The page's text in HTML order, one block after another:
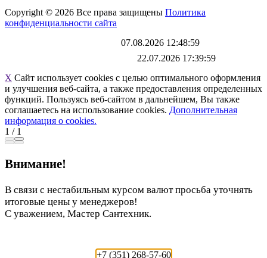
Copyright © 2026 Все права защищены Политика
конфиденциальности сайта
07.08.2026 12:48:59
22.07.2026 17:39:59
X Сайт использует cookies с целью оптимального оформления
и улучшения веб-сайта, а также предоставления определенных
функций. Пользуясь веб-сайтом в дальнейшем, Вы также
соглашаетесь на использование cookies. Дополнительная
информация о cookies.
1 / 1
Внимание!
В связи с нестабильным курсом валют просьба уточнять
итоговые цены у менеджеров!
С уважением, Мастер Сантехник.
+7 (351) 268-57-60